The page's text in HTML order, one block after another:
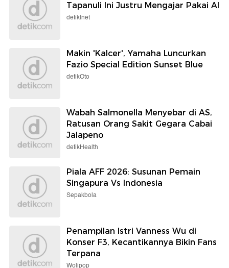
Tapanuli Ini Justru Mengajar Pakai AI
detikInet
Makin 'Kalcer', Yamaha Luncurkan
Fazio Special Edition Sunset Blue
detikOto
Wabah Salmonella Menyebar di AS,
Ratusan Orang Sakit Gegara Cabai
Jalapeno
detikHealth
Piala AFF 2026: Susunan Pemain
Singapura Vs Indonesia
Sepakbola
Penampilan Istri Vanness Wu di
Konser F3, Kecantikannya Bikin Fans
Terpana
Wolipop